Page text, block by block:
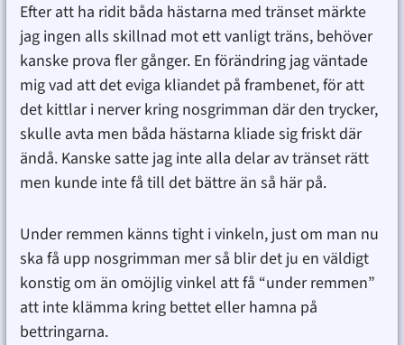
Efter att ha ridit båda hästarna med tränset märkte
jag ingen alls skillnad mot ett vanligt träns, behöver
kanske prova fler gånger. En förändring jag väntade
mig vad att det eviga kliandet på frambenet, för att
det kittlar i nerver kring nosgrimman där den trycker,
skulle avta men båda hästarna kliade sig friskt där
ändå. Kanske satte jag inte alla delar av tränset rätt
men kunde inte få till det bättre än så här på.
Under remmen känns tight i vinkeln, just om man nu
ska få upp nosgrimman mer så blir det ju en väldigt
konstig om än omöjlig vinkel att få “under remmen”
att inte klämma kring bettet eller hamna på
bettringarna.